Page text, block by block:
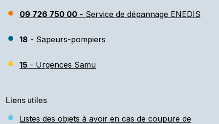
09 726 750 00 - Service de dépannage ENEDIS
18 - Sapeurs-pompiers
15 - Urgences Samu
Liens utiles
Listes des objets à avoir en cas de coupure de